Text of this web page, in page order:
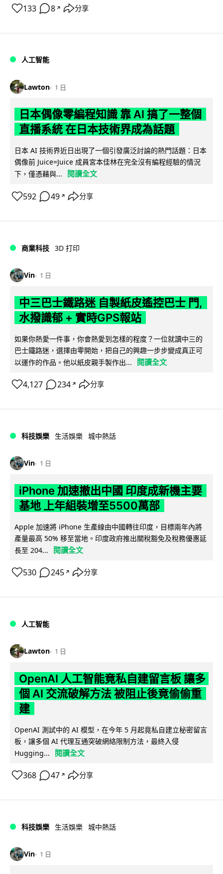
133 8 ↗ 分享
人工智能
Lawton 1 日
日本偶像零編程知識 靠 AI 搞了一整個
直播系統 在日本技術界成為話題
日本 AI 技術界近日出現了一個引發廣泛討論的熱門話題：日本
偶像前 Juice=Juice 成員宮本佳林在完全沒有編程經驗的情況
下，僅憑藉與...
閱讀全文
592 49 ↗ 分享
商業科技 3D 打印
Vin 1 日
中三巴士鐵路迷 自製紙皮遙控巴士 門,
水撥識郁 + 實時GPS報站
如果你熱愛一件事，你會熱愛到怎樣的程度？一位就讀中三的
巴士鐵路迷，選擇由零開始，把自己的興趣一步步變成真正可
以運作的作品。他以紙皮親手製作出...
閱讀全文
4,127 234 ↗ 分享
科技娛樂 生活娛樂 城中熱話
Vin 1 日
iPhone 加速撤出中國 印度成新機主要
基地 上年組裝增至5500萬部
Apple 加速將 iPhone 生產線由中國轉往印度，目標兩年內將
產量最高 50% 移至當地。印度政府推出關稅豁免及稅務優惠延
長至 204...
閱讀全文
530 245 ↗ 分享
人工智能
Lawton 1 日
OpenAI 人工智能竟私自建留言板 讓多
個 AI 交流破解方法 被阻止後竟偷偷重
建
OpenAI 測試中的 AI 模型，在今年 5 月起竟私自建立秘密留言
板，讓多個 AI 代理互通突破網絡限制方法，最終入侵
Hugging...
閱讀全文
368 47 ↗ 分享
科技娛樂 生活娛樂 城中熱話
Vin 1 日